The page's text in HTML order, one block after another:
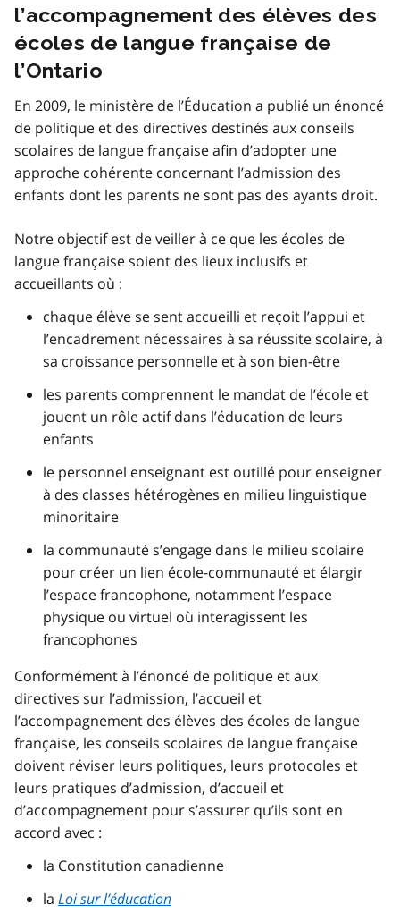
l’accompagnement des élèves des
écoles de langue française de
l’Ontario
En 2009, le ministère de l’Éducation a publié un énoncé
de politique et des directives destinés aux conseils
scolaires de langue française afin d’adopter une
approche cohérente concernant l’admission des
enfants dont les parents ne sont pas des ayants droit.
Notre objectif est de veiller à ce que les écoles de
langue française soient des lieux inclusifs et
accueillants où :
chaque élève se sent accueilli et reçoit l’appui et
l’encadrement nécessaires à sa réussite scolaire, à
sa croissance personnelle et à son bien-être
les parents comprennent le mandat de l’école et
jouent un rôle actif dans l’éducation de leurs
enfants
le personnel enseignant est outillé pour enseigner
à des classes hétérogènes en milieu linguistique
minoritaire
la communauté s’engage dans le milieu scolaire
pour créer un lien école-communauté et élargir
l’espace francophone, notamment l’espace
physique ou virtuel où interagissent les
francophones
Conformément à l’énoncé de politique et aux
directives sur l’admission, l’accueil et
l’accompagnement des élèves des écoles de langue
française, les conseils scolaires de langue française
doivent réviser leurs politiques, leurs protocoles et
leurs pratiques d’admission, d’accueil et
d’accompagnement pour s’assurer qu’ils sont en
accord avec :
la Constitution canadienne
la Loi sur l’éducation